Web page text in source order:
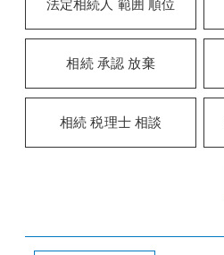
法定相続人 範囲 順位
相続 承認 放棄
相続 税理士 相談